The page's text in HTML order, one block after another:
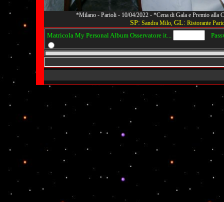
*Milano - Parioli - 10/04/2022 - *Cena di Gala e Premio
SP: Sandra Milo, GL: Ristorante
Matricola My Personal Album Osservatore it...